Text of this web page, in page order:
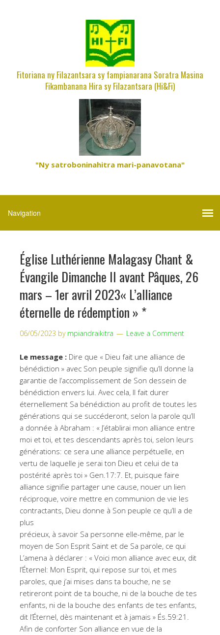
Fitoriana ny Filazantsara sy fampianarana Soratra Masina
Fikambanana Hira sy Filazantsara (Hi&Fi)
"Ny satroboninahitra mari-panavotana"
Église Luthérienne Malagasy Chant &
Évangile Dimanche II avant Pâques, 26
mars – 1er avril 2023« L’alliance
éternelle de rédemption » *
06/05/2023 by mpiandraikitra Leave a Comment
Le message : Dire que « Dieu fait une alliance de
bénédiction » avec Son peuple signifie qu’Il donne la
garantie de l’accomplissement de Son dessein de
bénédiction envers lui. Avec cela, Il fait durer
éternellement Sa bénédiction au profit de toutes les
générations qui se succéderont, selon la parole qu’Il
a donnée à Abraham : « J’établirai mon alliance entre
moi et toi, et tes descendants après toi, selon leurs
générations: ce sera une alliance perpétuelle, en
vertu de laquelle je serai ton Dieu et celui de ta
postérité après toi » Gen.17:7. Et, puisque faire
alliance signifie partager une cause, nouer un lien
réciproque, voire mettre en communion de vie les
contractants, Dieu donne à Son peuple ce qu’Il a de
plus
précieux, à savoir Sa personne elle-même, par le
moyen de Son Esprit Saint et de Sa parole, ce qui
L’amena à déclarer : « Voici mon alliance avec eux, dit
l’Éternel: Mon Esprit, qui repose sur toi, et mes
paroles, que j’ai mises dans ta bouche, ne se
retireront point de ta bouche, ni de la bouche de tes
enfants, ni de la bouche des enfants de tes enfants,
dit l’Éternel, dès maintenant et à jamais » És.59:21.
Afin de conforter Son alliance en vue de la